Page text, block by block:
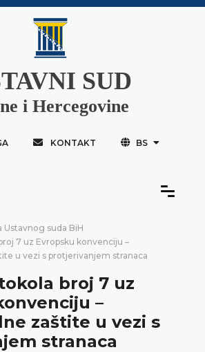
SUD
i Hercegovine
KONTAKT BS
Ustavnog suda BiH
7 uz Evropsku konvenciju –
u vezi s protjerivanjem stranaca
broj 7 uz
–
zaštite u vezi s
stranaca